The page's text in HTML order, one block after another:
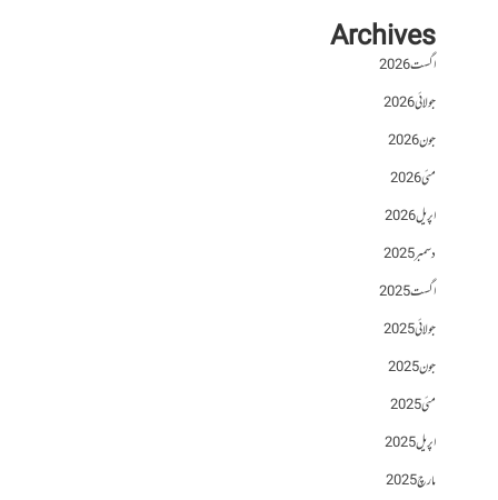
Archives
اگست 2026
جولائی 2026
جون 2026
مئی 2026
اپریل 2026
دسمبر 2025
اگست 2025
جولائی 2025
جون 2025
مئی 2025
اپریل 2025
مارچ 2025